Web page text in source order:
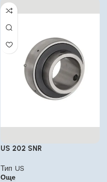
US 202 SNR
Тип US
Още